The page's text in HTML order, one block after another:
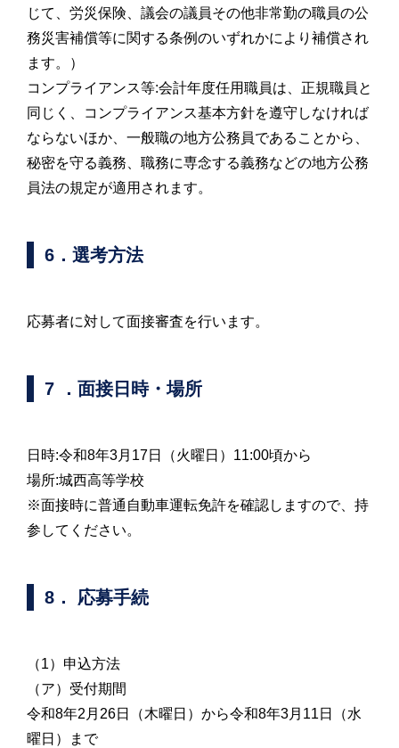
じて、労災保険、議会の議員その他非常勤の職員の公
務災害補償等に関する条例のいずれかにより補償され
ます。）
コンプライアンス等:会計年度任用職員は、正規職員と
同じく、コンプライアンス基本方針を遵守しなければ
ならないほか、一般職の地方公務員であることから、
秘密を守る義務、職務に専念する義務などの地方公務
員法の規定が適用されます。
6．選考方法
応募者に対して面接審査を行います。
7 ．面接日時・場所
日時:令和8年3月17日（火曜日）11:00頃から
場所:城西高等学校
※面接時に普通自動車運転免許を確認しますので、持
参してください。
8． 応募手続
（1）申込方法
（ア）受付期間
令和8年2月26日（木曜日）から令和8年3月11日（水
曜日）まで